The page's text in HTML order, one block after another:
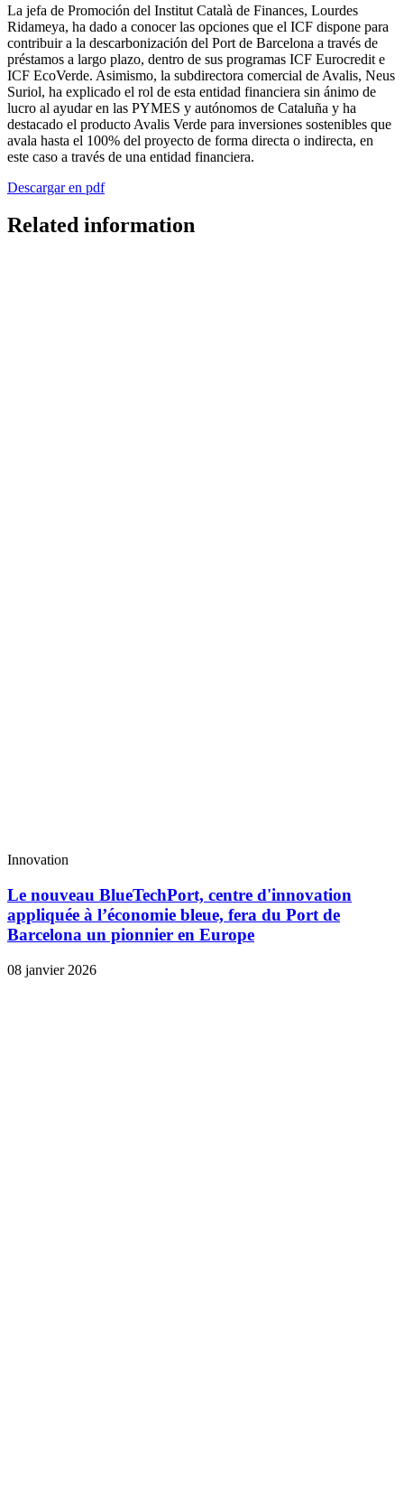
La jefa de Promoción del Institut Català de Finances, Lourdes
Ridameya, ha dado a conocer las opciones que el ICF dispone para
contribuir a la descarbonización del Port de Barcelona a través de
préstamos a largo plazo, dentro de sus programas ICF Eurocredit e
ICF EcoVerde. Asimismo, la subdirectora comercial de Avalis, Neus
Suriol, ha explicado el rol de esta entidad financiera sin ánimo de
lucro al ayudar en las PYMES y autónomos de Cataluña y ha
destacado el producto Avalis Verde para inversiones sostenibles que
avala hasta el 100% del proyecto de forma directa o indirecta, en
este caso a través de una entidad financiera.
Descargar en pdf
Related information
Innovation
Le nouveau BlueTechPort, centre d'innovation
appliquée à l’économie bleue, fera du Port de
Barcelona un pionnier en Europe
08 janvier 2026